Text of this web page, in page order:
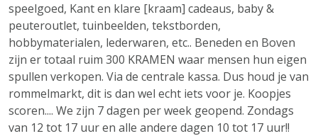
speelgoed, Kant en klare [kraam] cadeaus, baby &
peuteroutlet, tuinbeelden, tekstborden,
hobbymaterialen, lederwaren, etc.. Beneden en Boven
zijn er totaal ruim 300 KRAMEN waar mensen hun eigen
spullen verkopen. Via de centrale kassa. Dus houd je van
rommelmarkt, dit is dan wel echt iets voor je. Koopjes
scoren.... We zijn 7 dagen per week geopend. Zondags
van 12 tot 17 uur en alle andere dagen 10 tot 17 uur!!